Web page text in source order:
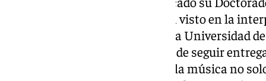
todos aquellos que como yo han visto en la
sentido a sus vidas”. “Gracias a la Universidad
con humildad y con la promesa de seguir
canción. Siempre he creído que la música no